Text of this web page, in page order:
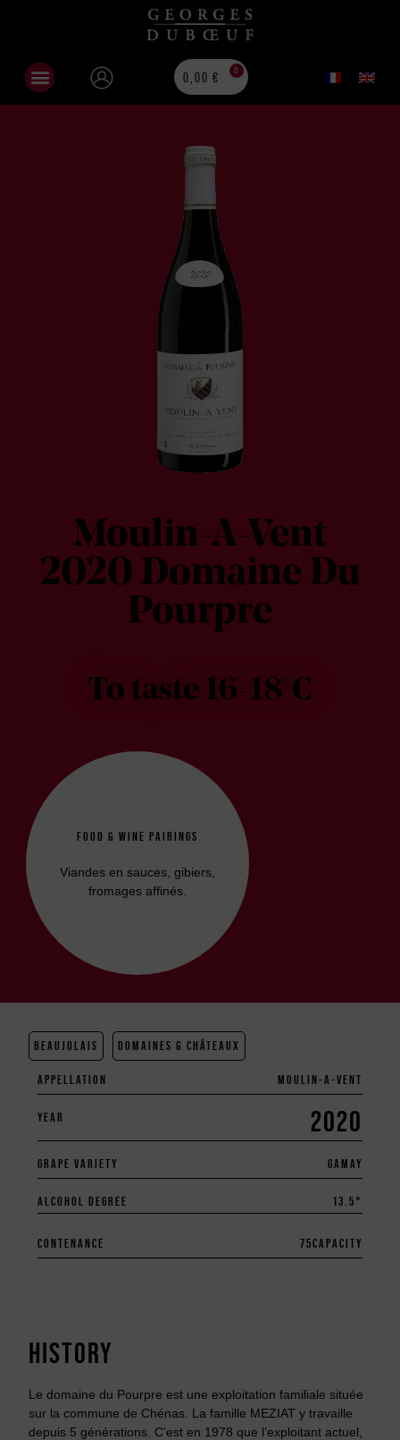
0,00€ 0
Moulin-A-Vent
2020 Domaine Du
Pourpre
To taste 16-18°C
FOOD & WINE PAIRINGS
Viandes en sauces, gibiers,
fromages affinés.
BEAUJOLAIS DOMAINES & CHÂTEAUX
APPELLATION MOULIN-A-VENT
YEAR 2020
GRAPE VARIETY GAMAY
ALCOHOL DEGREE 13.5°
CONTENANCE 75CAPACITY
HISTORY
Le domaine du Pourpre est une exploitation familiale située
sur la commune de Chénas. La famille MEZIAT y travaille
depuis 5 générations. C’est en 1978 que l’exploitant actuel,